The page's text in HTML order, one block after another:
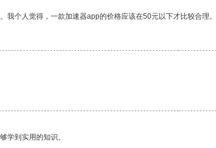
我个人觉得，一款加速器app的价格应该在50元以下才比较合理。
学到实用的知识。